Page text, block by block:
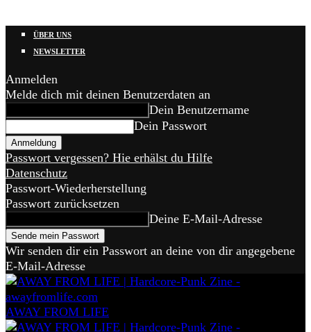
ÜBER UNS
NEWSLETTER
Anmelden
Melde dich mit deinen Benutzerdaten an
Dein Benutzername
Dein Passwort
Passwort vergessen? Hie erhälst du Hilfe
Datenschutz
Passwort-Wiederherstellung
Passwort zurücksetzen
Deine E-Mail-Adresse
Wir senden dir ein Passwort an deine von dir angegebene
E-Mail-Adresse
AWAY FROM LIFE